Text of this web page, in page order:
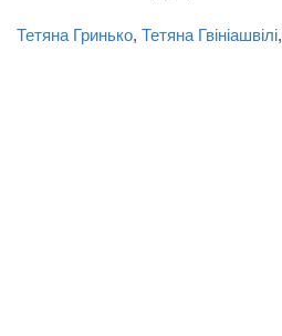
Тетяна Гринько, Тетяна Гвініашвілі,